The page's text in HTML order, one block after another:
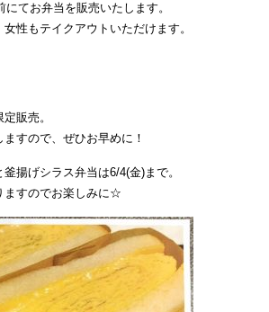
てお弁当を販売いたします。
性もテイクアウトいただけます。
販売。
すので、ぜひお早めに！
揚げシラス弁当は6/4(金)まで。
ますのでお楽しみに☆